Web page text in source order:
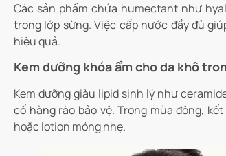
Các sản phẩm chứa humectant như
trong lớp sừng. Việc cấp nước đầy đủ
hiệu quả.
Kem dưỡng khóa ẩm cho da khô
Kem dưỡng giàu lipid sinh lý như
cố hàng rào bảo vệ. Trong mùa đông,
hoặc lotion mỏng nhẹ.